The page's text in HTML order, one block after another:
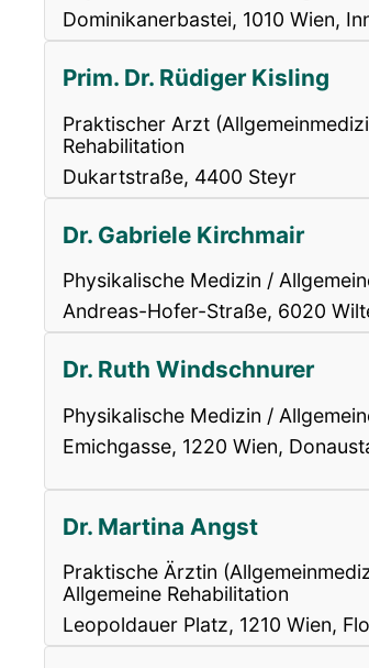
Dominikanerbastei, 1010 Wien,
Prim. Dr. Rüdiger Kisling
Praktischer Arzt
Rehabilitation
Dukartstraße, 4400 Steyr
Dr. Gabriele Kirchmair
Physikalische Medizin /
Andreas-Hofer-Straße, 6020
Dr. Ruth Windschnurer
Physikalische Medizin /
Emichgasse, 1220 Wien,
Dr. Martina Angst
Praktische Ärztin
Allgemeine Rehabilitation
Leopoldauer Platz, 1210 Wien,